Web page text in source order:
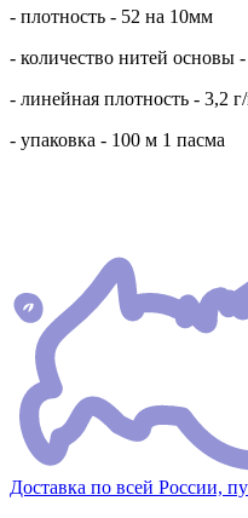
- плотность - 52 на 10мм
- количество нитей основы
- линейная плотность - 3,2
- упаковка - 100 м 1 пасма
Доставка по всей России,